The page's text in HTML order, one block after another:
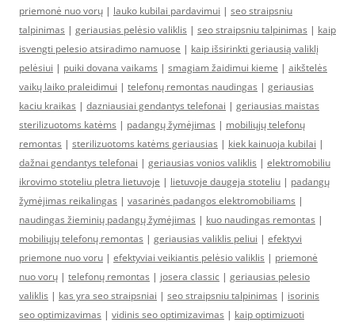
priemonė nuo vorų | lauko kubilai pardavimui | seo straipsniu
talpinimas | geriausias pelėsio valiklis | seo straipsniu talpinimas | kaip
isvengti pelesio atsiradimo namuose | kaip išsirinkti geriausią valiklį
pelėsiui | puiki dovana vaikams | smagiam žaidimui kieme | aikštelės
vaikų laiko praleidimui | telefonų remontas naudingas | geriausias
kaciu kraikas | dazniausiai gendantys telefonai | geriausias maistas
sterilizuotoms katėms | padangų žymėjimas | mobiliųjų telefonų
remontas | sterilizuotoms katėms geriausias | kiek kainuoja kubilai |
dažnai gendantys telefonai | geriausias vonios valiklis | elektromobiliu
ikrovimo stoteliu pletra lietuvoje | lietuvoje daugeja stoteliu | padangų
žymėjimas reikalingas | vasarinės padangos elektromobiliams |
naudingas žieminių padangų žymėjimas | kuo naudingas remontas |
mobiliųjų telefonų remontas | geriausias valiklis peliui | efektyvi
priemone nuo voru | efektyviai veikiantis pelėsio valiklis | priemonė
nuo vorų | telefonų remontas | josera classic | geriausias pelesio
valiklis | kas yra seo straipsniai | seo straipsniu talpinimas | isorinis
seo optimizavimas | vidinis seo optimizavimas | kaip optimizuoti